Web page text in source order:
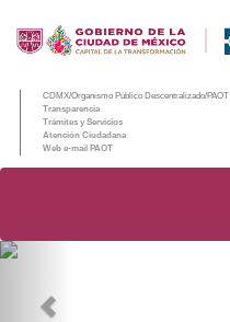
CDMX/Organismo Público Descentralizado/PAOT
Transparencia
Trámites y Servicios
Atención Ciudadana
Web e-mail PAOT